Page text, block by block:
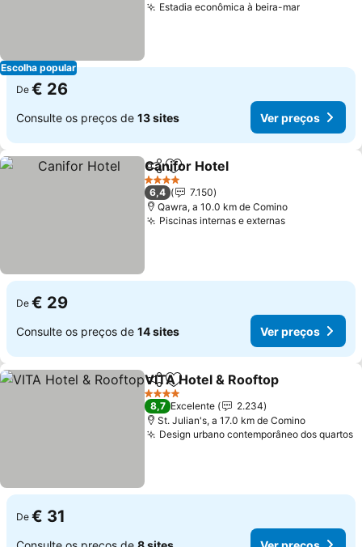
Escolha popular
Estadia econômica à beira-mar
De € 26
Consulte os preços de 13 sites Ver preços
PartilharAdicionar aos favoritos
Canifor Hotel
4 Estrelas
6,4
7.150
Qawra, a 10.0 km de Comino
Piscinas internas e externas
De € 29
Consulte os preços de 14 sites Ver preços
PartilharAdicionar aos favoritos
VITA Hotel & Rooftop
4 Estrelas
8,7 Excelente
2.234
St. Julian's, a 17.0 km de Comino
Design urbano contemporâneo dos quartos
De € 31